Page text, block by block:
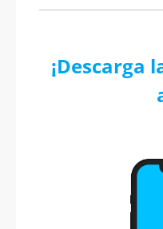
¡Descarga